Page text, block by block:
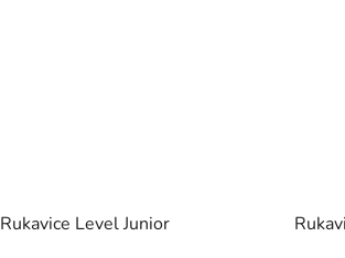
Rukavice Level Junior